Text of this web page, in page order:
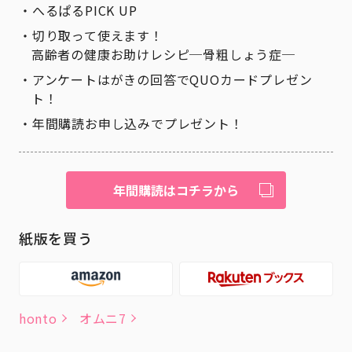
へるぱるPICK UP
切り取って使えます！
高齢者の健康お助けレシピ─骨粗しょう症─
アンケートはがきの回答でQUOカードプレゼン
ト！
年間購読お申し込みでプレゼント！
年間購読はコチラから
紙版を買う
honto オムニ7